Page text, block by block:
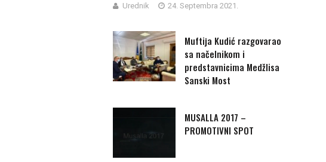
Urednik 24. Septembra 2021.
Muftija Kudić razgovarao
sa načelnikom i
predstavnicima Medžlisa
Sanski Most
MUSALLA 2017 –
PROMOTIVNI SPOT